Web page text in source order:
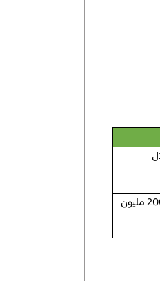
إلى غاية 100 مليون دج (فردي) و200 مليون